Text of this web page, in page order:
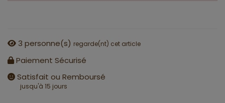
3 personne(s) regarde(nt) cet article
Paiement Sécurisé
Satisfait ou Remboursé
jusqu'à 15 jours